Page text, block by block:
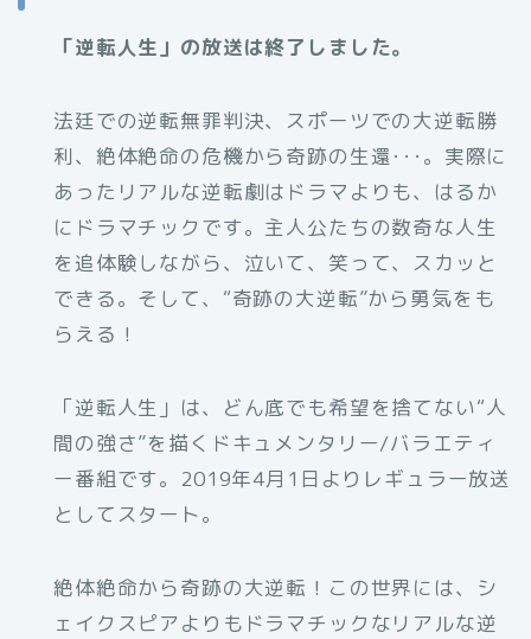
「逆転人生」の放送は終了しました。
法廷での逆転無罪判決、スポーツでの大逆転勝
利、絶体絶命の危機から奇跡の生還･･･。実際に
あったリアルな逆転劇はドラマよりも、はるか
にドラマチックです。主人公たちの数奇な人生
を追体験しながら、泣いて、笑って、スカッと
できる。そして、“奇跡の大逆転”から勇気をも
らえる！
「逆転人生」は、どん底でも希望を捨てない“人
間の強さ”を描くドキュメンタリー/バラエティ
ー番組です。2019年4月1日よりレギュラー放送
としてスタート。
絶体絶命から奇跡の大逆転！この世界には、シ
ェイクスピアよりもドラマチックなリアルな逆